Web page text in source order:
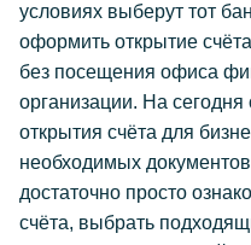
условиях выберут тот
оформить открытие
без посещения офиса
организации. На
открытия счёта для
необходимых
достаточно просто
счёта, выбрать